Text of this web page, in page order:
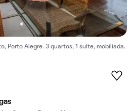
Porto Alegre. 3 quartos, 1 suíte, mobiliada.